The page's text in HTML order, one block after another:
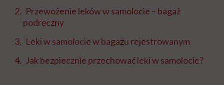
Przewożenie leków w samolocie – bagaż
podręczny
Leki w samolocie w bagażu rejestrowanym
Jak bezpiecznie przechować leki w samolocie?